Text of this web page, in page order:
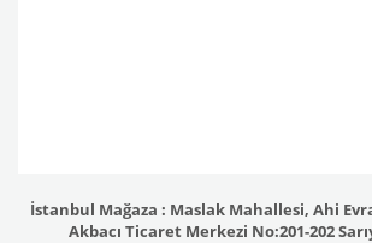
İstanbul Mağaza : Maslak Mahallesi, Ahi
Akbacı Ticaret Merkezi No:201-202